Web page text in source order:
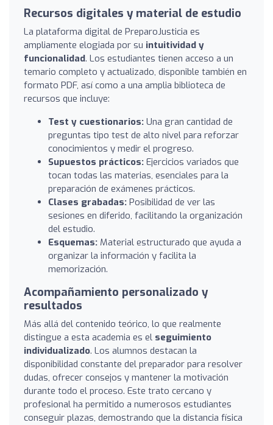
Recursos digitales y material de estudio
La plataforma digital de PreparoJusticia es
ampliamente elogiada por su intuitividad y
funcionalidad. Los estudiantes tienen acceso a un
temario completo y actualizado, disponible también en
formato PDF, así como a una amplia biblioteca de
recursos que incluye:
Test y cuestionarios: Una gran cantidad de
preguntas tipo test de alto nivel para reforzar
conocimientos y medir el progreso.
Supuestos prácticos: Ejercicios variados que
tocan todas las materias, esenciales para la
preparación de exámenes prácticos.
Clases grabadas: Posibilidad de ver las
sesiones en diferido, facilitando la organización
del estudio.
Esquemas: Material estructurado que ayuda a
organizar la información y facilita la
memorización.
Acompañamiento personalizado y
resultados
Más allá del contenido teórico, lo que realmente
distingue a esta academia es el seguimiento
individualizado. Los alumnos destacan la
disponibilidad constante del preparador para resolver
dudas, ofrecer consejos y mantener la motivación
durante todo el proceso. Este trato cercano y
profesional ha permitido a numerosos estudiantes
conseguir plazas, demostrando que la distancia física